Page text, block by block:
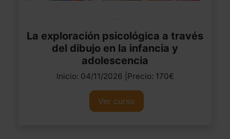
La exploración psicológica a través
del dibujo en la infancia y
adolescencia
Inicio: 04/11/2026 |Precio: 170€
Ver curso